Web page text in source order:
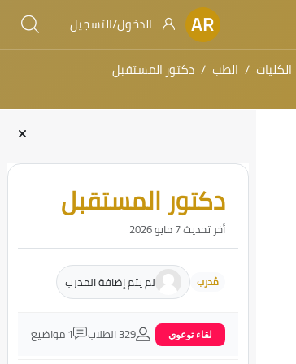
AR
الدخول/التسجيل
الكليات الطب
دكتور المستقبل
الكتل
تجاوز [Cocoon] مقدمة الدورة
دكتور المستقبل
أخر تحديث 7 مايو 2026
مُدرب لم يتم إضافة المدرب
لقاء توعوي 329 الطلاب 1 مواضيع